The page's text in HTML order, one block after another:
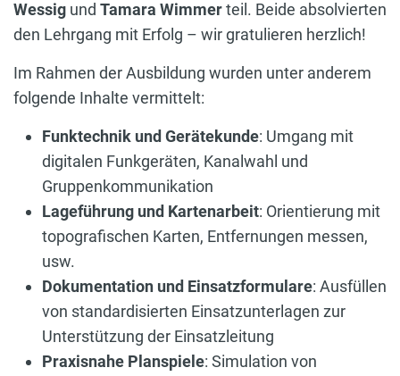
Wessig und Tamara Wimmerteil. Beide absolvierten
den Lehrgang mit Erfolg – wir gratulieren herzlich!
Im Rahmen der Ausbildung wurden unter anderem
folgende Inhalte vermittelt:
Funktechnik und Gerätekunde: Umgang mit
digitalen Funkgeräten, Kanalwahl und
Gruppenkommunikation
Lageführung und Kartenarbeit: Orientierung mit
topografischen Karten, Entfernungen messen,
usw.
Dokumentation und Einsatzformulare: Ausfüllen
von standardisierten Einsatzunterlagen zur
Unterstützung der Einsatzleitung
Praxisnahe Planspiele: Simulation von